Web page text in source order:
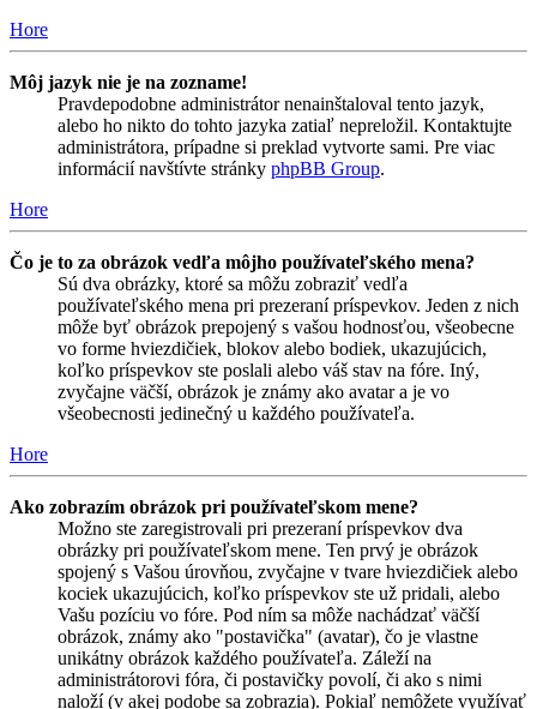
Hore
Môj jazyk nie je na zozname!
Pravdepodobne administrátor nenainštaloval tento jazyk,
alebo ho nikto do tohto jazyka zatiaľ nepreložil. Kontaktujte
administrátora, prípadne si preklad vytvorte sami. Pre viac
informácií navštívte stránky phpBB Group.
Hore
Čo je to za obrázok vedľa môjho používateľského mena?
Sú dva obrázky, ktoré sa môžu zobraziť vedľa
používateľského mena pri prezeraní príspevkov. Jeden z nich
môže byť obrázok prepojený s vašou hodnosťou, všeobecne
vo forme hviezdičiek, blokov alebo bodiek, ukazujúcich,
koľko príspevkov ste poslali alebo váš stav na fóre. Iný,
zvyčajne väčší, obrázok je známy ako avatar a je vo
všeobecnosti jedinečný u každého používateľa.
Hore
Ako zobrazím obrázok pri používateľskom mene?
Možno ste zaregistrovali pri prezeraní príspevkov dva
obrázky pri používateľskom mene. Ten prvý je obrázok
spojený s Vašou úrovňou, zvyčajne v tvare hviezdičiek alebo
kociek ukazujúcich, koľko príspevkov ste už pridali, alebo
Vašu pozíciu vo fóre. Pod ním sa môže nachádzať väčší
obrázok, známy ako "postavička" (avatar), čo je vlastne
unikátny obrázok každého používateľa. Záleží na
administrátorovi fóra, či postavičky povolí, či ako s nimi
naloží (v akej podobe sa zobrazia). Pokiaľ nemôžete využívať